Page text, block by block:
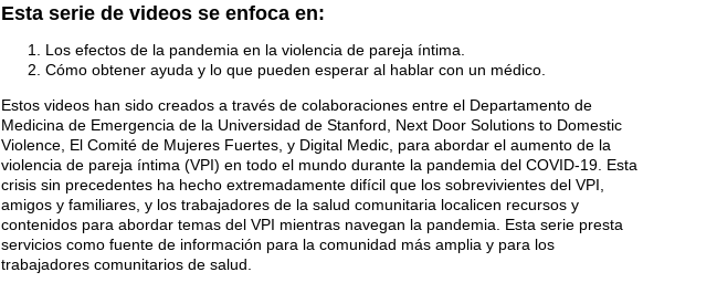
Esta serie de videos se enfoca en:
Los efectos de la pandemia en la violencia de pareja íntima.
Cómo obtener ayuda y lo que pueden esperar al hablar con un médico.
Estos videos han sido creados a través de colaboraciones entre el Departamento de
Medicina de Emergencia de la Universidad de Stanford, Next Door Solutions to Domestic
Violence, El Comité de Mujeres Fuertes, y Digital Medic, para abordar el aumento de la
violencia de pareja íntima (VPI) en todo el mundo durante la pandemia del COVID-19. Esta
crisis sin precedentes ha hecho extremadamente difícil que los sobrevivientes del VPI,
amigos y familiares, y los trabajadores de la salud comunitaria localicen recursos y
contenidos para abordar temas del VPI mientras navegan la pandemia. Esta serie presta
servicios como fuente de información para la comunidad más amplia y para los
trabajadores comunitarios de salud.